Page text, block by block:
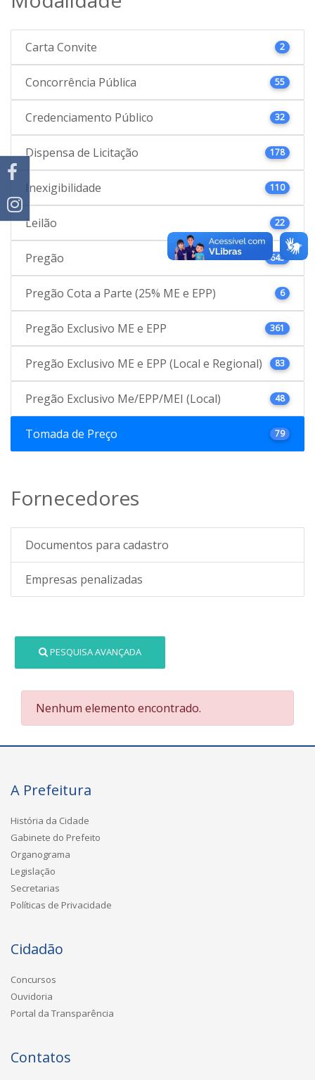
Carta Convite 2
Concorrência Pública 55
Credenciamento Público 32
Dispensa de Licitação 178
Inexigibilidade 110
Leilão 22
Pregão 645
Pregão Cota a Parte (25% ME e EPP) 6
Pregão Exclusivo ME e EPP 361
Pregão Exclusivo ME e EPP (Local e Regional) 83
Pregão Exclusivo Me/EPP/MEI (Local) 48
Tomada de Preço 79
Fornecedores
Documentos para cadastro
Empresas penalizadas
PESQUISA AVANÇADA
Nenhum elemento encontrado.
A Prefeitura
História da Cidade
Gabinete do Prefeito
Organograma
Legislação
Secretarias
Políticas de Privacidade
Cidadão
Concursos
Ouvidoria
Portal da Transparência
Contatos